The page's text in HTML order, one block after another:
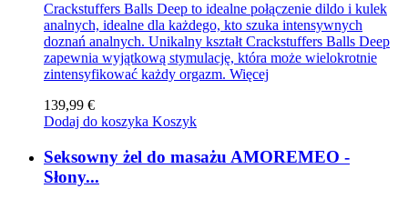
Crackstuffers Balls Deep to idealne połączenie dildo i kulek
analnych, idealne dla każdego, kto szuka intensywnych
doznań analnych. Unikalny kształt Crackstuffers Balls Deep
zapewnia wyjątkową stymulację, która może wielokrotnie
zintensyfikować każdy orgazm. Więcej
139,99 €
Dodaj do koszyka Koszyk
Seksowny żel do masażu AMOREMEO -
Słony...